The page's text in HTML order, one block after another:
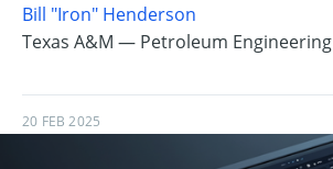
Bill "Iron" Henderson
Texas A&M — Petroleum Engineering
20 FEB 2025